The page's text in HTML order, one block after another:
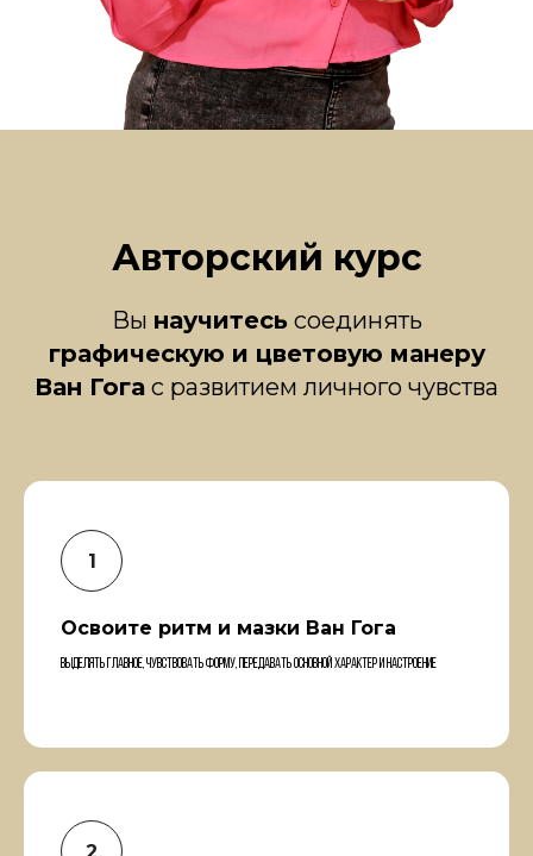
Авторский курс
Вы научитесьсоединять
графическую и цветовую манеру
Ван Гога с развитием личного чувства
Освоите ритм и мазки Ван Гога
Выделять главное, чувствовать форму, передавать основной характер и настроение